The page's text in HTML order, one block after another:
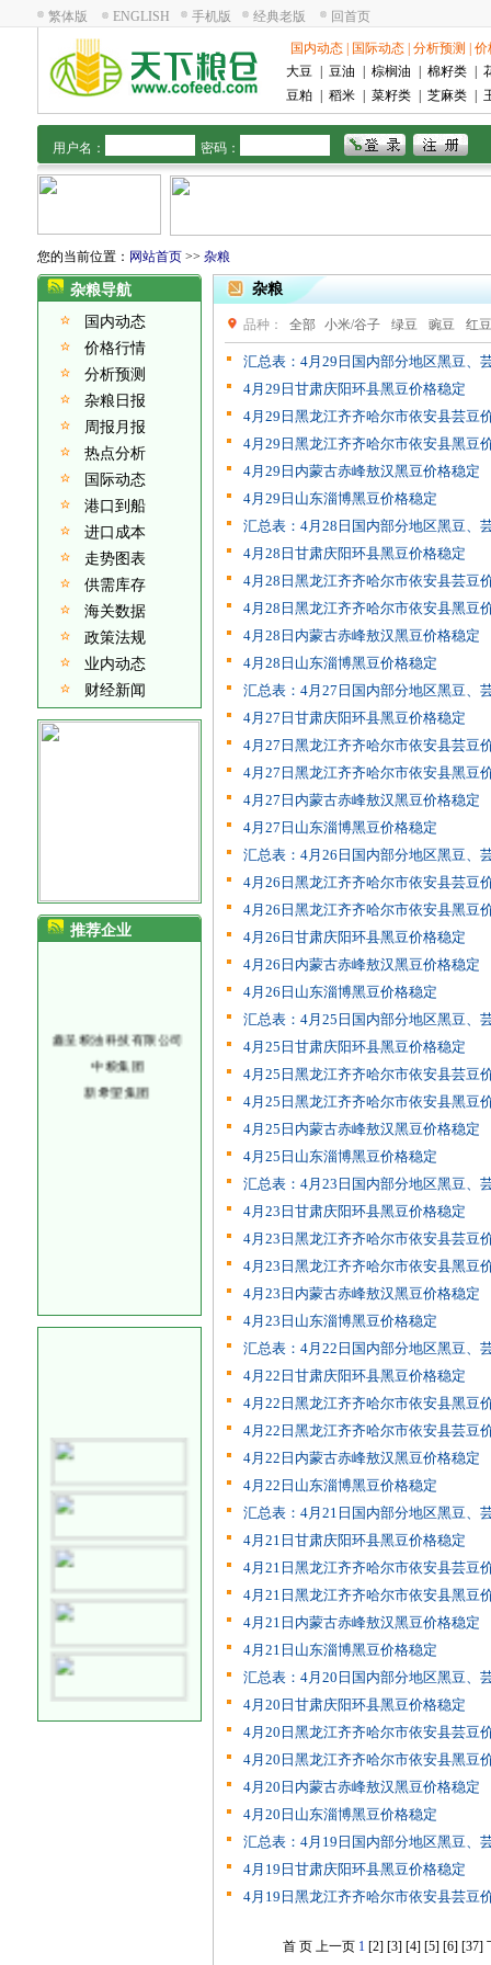
繁体版 ENGLISH 手机版 经典老版 回首页
国内动态 国际动态 分析预测
价
大豆
豆油 棕榈油 棉籽类
豆粕
稻米 菜籽类 芝麻类
用户名： 密码：
您的当前位置： 网站首页 >> 杂粮
杂粮导航
国内动态
价格行情
分析预测
杂粮日报
周报月报
热点分析
国际动态
港口到船
进口成本
走势图表
供需库存
海关数据
政策法规
业内动态
财经新闻
推荐企业
鑫呈粮油科技有限公司
中粮集团
新希望集团
杂粮
品种： 全部 小米/谷子 绿豆 豌豆 红豆
汇总表：4月29日国内部分地区黑豆、
4月29日甘肃庆阳环县黑豆价格稳定
4月29日黑龙江齐齐哈尔市依安县芸豆
4月29日黑龙江齐齐哈尔市依安县黑豆
4月29日内蒙古赤峰敖汉黑豆价格稳定
4月29日山东淄博黑豆价格稳定
汇总表：4月28日国内部分地区黑豆、
4月28日甘肃庆阳环县黑豆价格稳定
4月28日黑龙江齐齐哈尔市依安县芸豆
4月28日黑龙江齐齐哈尔市依安县黑豆
4月28日内蒙古赤峰敖汉黑豆价格稳定
4月28日山东淄博黑豆价格稳定
汇总表：4月27日国内部分地区黑豆、
4月27日甘肃庆阳环县黑豆价格稳定
4月27日黑龙江齐齐哈尔市依安县芸豆
4月27日黑龙江齐齐哈尔市依安县黑豆
4月27日内蒙古赤峰敖汉黑豆价格稳定
4月27日山东淄博黑豆价格稳定
汇总表：4月26日国内部分地区黑豆、
4月26日黑龙江齐齐哈尔市依安县芸豆
4月26日黑龙江齐齐哈尔市依安县黑豆
4月26日甘肃庆阳环县黑豆价格稳定
4月26日内蒙古赤峰敖汉黑豆价格稳定
4月26日山东淄博黑豆价格稳定
汇总表：4月25日国内部分地区黑豆、
4月25日甘肃庆阳环县黑豆价格稳定
4月25日黑龙江齐齐哈尔市依安县芸豆
4月25日黑龙江齐齐哈尔市依安县黑豆
4月25日内蒙古赤峰敖汉黑豆价格稳定
4月25日山东淄博黑豆价格稳定
汇总表：4月23日国内部分地区黑豆、
4月23日甘肃庆阳环县黑豆价格稳定
4月23日黑龙江齐齐哈尔市依安县芸豆
4月23日黑龙江齐齐哈尔市依安县黑豆
4月23日内蒙古赤峰敖汉黑豆价格稳定
4月23日山东淄博黑豆价格稳定
汇总表：4月22日国内部分地区黑豆、
4月22日甘肃庆阳环县黑豆价格稳定
4月22日黑龙江齐齐哈尔市依安县黑豆
4月22日黑龙江齐齐哈尔市依安县芸豆
4月22日内蒙古赤峰敖汉黑豆价格稳定
4月22日山东淄博黑豆价格稳定
汇总表：4月21日国内部分地区黑豆、
4月21日甘肃庆阳环县黑豆价格稳定
4月21日黑龙江齐齐哈尔市依安县芸豆
4月21日黑龙江齐齐哈尔市依安县黑豆
4月21日内蒙古赤峰敖汉黑豆价格稳定
4月21日山东淄博黑豆价格稳定
汇总表：4月20日国内部分地区黑豆、
4月20日甘肃庆阳环县黑豆价格稳定
4月20日黑龙江齐齐哈尔市依安县芸豆
4月20日黑龙江齐齐哈尔市依安县黑豆
4月20日内蒙古赤峰敖汉黑豆价格稳定
4月20日山东淄博黑豆价格稳定
汇总表：4月19日国内部分地区黑豆、
4月19日甘肃庆阳环县黑豆价格稳定
4月19日黑龙江齐齐哈尔市依安县芸豆
首 页 上一页 1 [2] [3] [4] [5] [6] [37]